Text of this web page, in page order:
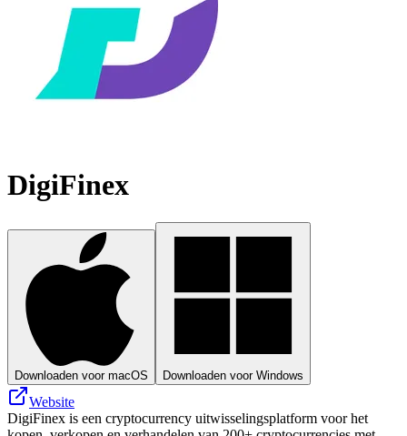
DigiFinex
Downloaden voor macOS Downloaden voor Windows
Website
DigiFinex is een cryptocurrency uitwisselingsplatform voor het